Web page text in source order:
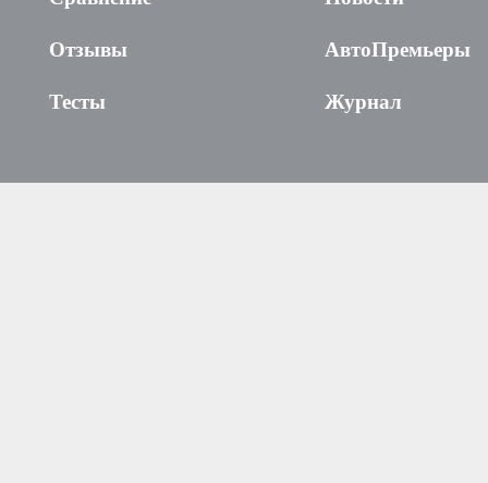
Отзывы
Тесты
АвтоПремьеры
Журнал